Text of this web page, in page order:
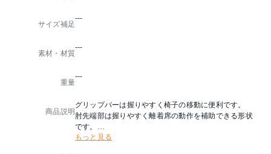
サイズ補足
---
素材・材質
---
重量
---
商品説明
グリップバーは握りやすく椅子の移動に便利です。
肘先端部は握りやすく離着席の動作を補助できる形状
です。
座は内材にエラスティックベルトを使用し着座時の衝
もっと見る